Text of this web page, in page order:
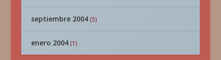
septiembre 2004(5)
enero 2004(1)